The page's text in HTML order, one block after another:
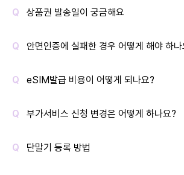
상품권 발송일이 궁금해요
안면인증에 실패한 경우 어떻게 해야 하나
eSIM발급 비용이 어떻게 되나요?
부가서비스 신청 변경은 어떻게 하나요?
단말기 등록 방법